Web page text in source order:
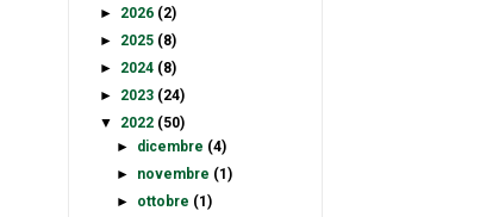
► 2026 (2)
► 2025 (8)
► 2024 (8)
► 2023 (24)
▼
2022 (50)
► dicembre (4)
► novembre (1)
► ottobre (1)